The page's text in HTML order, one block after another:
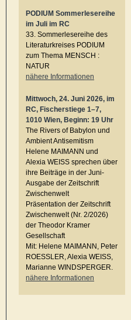
PODIUM Sommerlesereihe
im Juli im RC
33. Sommerlesereihe des
Literaturkreises PODIUM
zum Thema MENSCH :
NATUR
nähere Informationen
Mittwoch, 24. Juni 2026, im
RC, Fischerstiege 1–7,
1010 Wien, Beginn: 19 Uhr
The Rivers of Babylon und
Ambient Antisemitism
Helene MAIMANN und
Alexia WEISS sprechen über
ihre Beiträge in der Juni-
Ausgabe der Zeitschrift
Zwischenwelt
Präsentation der Zeitschrift
Zwischenwelt (Nr. 2/2026)
der Theodor Kramer
Gesellschaft
Mit: Helene MAIMANN, Peter
ROESSLER, Alexia WEISS,
Marianne WINDSPERGER.
nähere Informationen